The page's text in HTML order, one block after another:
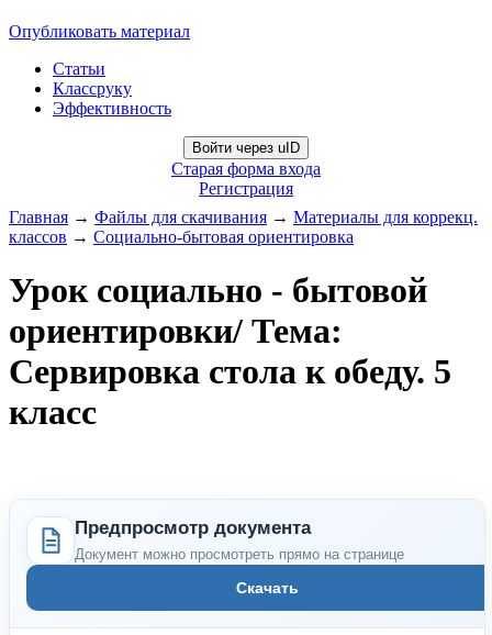
Опубликовать материал
Статьи
Классруку
Эффективность
Войти через uID
Старая форма входа
Регистрация
Главная → Файлы для скачивания → Материалы для коррекц.
классов → Социально-бытовая ориентировка
Урок социально - бытовой
ориентировки/ Тема:
Сервировка стола к обеду. 5
класс
Предпросмотр документа
Документ можно просмотреть прямо на странице
Скачать